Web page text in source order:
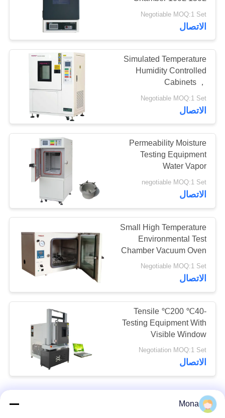
225L 408L
Negotiable MOQ:1 Set
الاتصال
Simulated Temperature
Humidity Controlled
Cabinets ，
Environmental Test
Chamber Floor Type
Negotiable MOQ:1 Set
الاتصال
Permeability Moisture
Testing Equipment
Water Vapor
Transmission Test
Chamber
negotiable MOQ:1 Set
الاتصال
Small High Temperature
Environmental Test
Chamber Vacuum Oven
Negotiable MOQ:1 Set
الاتصال
-40℃ 200℃ Tensile
Testing Equipment With
Visible Window
Negotiation MOQ:1 Set
الاتصال
Mona